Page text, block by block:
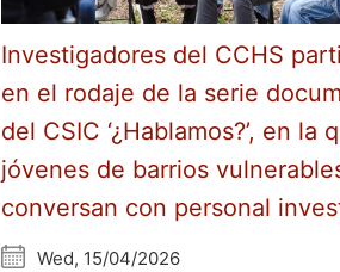
Investigadores del CCHS
en el rodaje de la serie
del CSIC ‘¿Hablamos?’, en la
jóvenes de barrios
conversan con personal
Wed, 15/04/2026